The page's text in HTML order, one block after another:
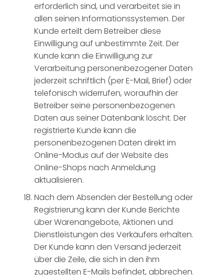
erforderlich sind, und verarbeitet sie in
allen seinen Informationssystemen. Der
Kunde erteilt dem Betreiber diese
Einwilligung auf unbestimmte Zeit. Der
Kunde kann die Einwilligung zur
Verarbeitung personenbezogener Daten
jederzeit schriftlich (per E-Mail, Brief) oder
telefonisch widerrufen, woraufhin der
Betreiber seine personenbezogenen
Daten aus seiner Datenbank löscht. Der
registrierte Kunde kann die
personenbezogenen Daten direkt im
Online-Modus auf der Website des
Online-Shops nach Anmeldung
aktualisieren.
Nach dem Absenden der Bestellung oder
Registrierung kann der Kunde Berichte
über Warenangebote, Aktionen und
Dienstleistungen des Verkäufers erhalten.
Der Kunde kann den Versand jederzeit
über die Zeile, die sich in den ihm
zugestellten E-Mails befindet, abbrechen.